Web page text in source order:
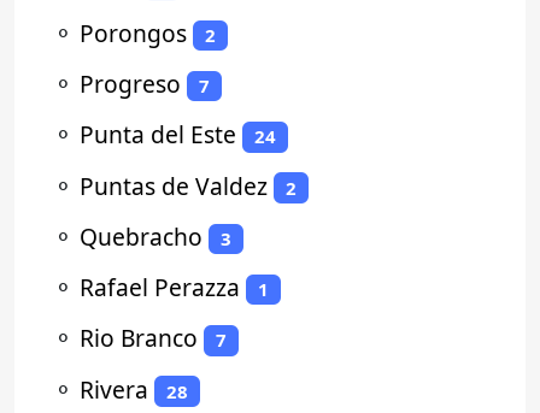
⚬ Porongos 2
⚬ Progreso 7
⚬ Punta del Este 24
⚬ Puntas de Valdez 2
⚬ Quebracho 3
⚬ Rafael Perazza 1
⚬ Rio Branco 7
⚬ Rivera 28